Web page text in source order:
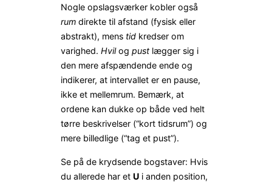
Nogle opslagsværker kobler også
rum direkte til afstand (fysisk eller
abstrakt), mens tid kredser om
varighed. Hvilog pust lægger sig i
den mere afspændende ende og
indikerer, at intervallet er en pause,
ikke et mellemrum. Bemærk, at
ordene kan dukke op både ved helt
tørre beskrivelser (“kort tidsrum”) og
mere billedlige (“tag et pust”).
Se på de krydsende bogstaver: Hvis
du allerede har et U i anden position,